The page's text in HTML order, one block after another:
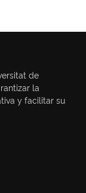
de
la
y facilitar su